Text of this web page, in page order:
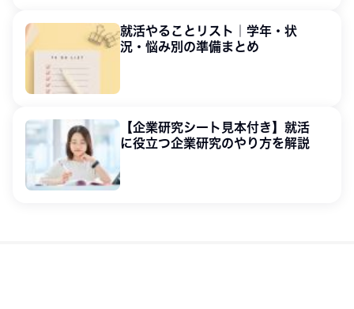
就活やることリスト｜学年・状
況・悩み別の準備まとめ
【企業研究シート見本付き】就活
に役立つ企業研究のやり方を解説